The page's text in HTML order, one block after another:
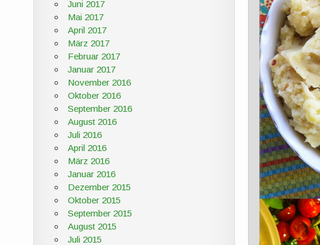
Juni 2017
Mai 2017
April 2017
März 2017
Februar 2017
Januar 2017
November 2016
Oktober 2016
September 2016
August 2016
Juli 2016
April 2016
März 2016
Januar 2016
Dezember 2015
Oktober 2015
September 2015
August 2015
Juli 2015